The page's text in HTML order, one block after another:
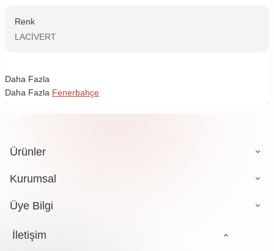
Renk
LACİVERT
Daha Fazla
Daha Fazla Fenerbahçe
Ürünler
Kurumsal
Üye Bilgi
İletişim